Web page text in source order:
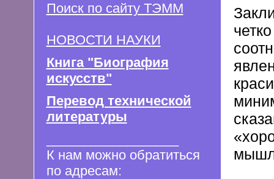
Поиск по сайту ТЭММ
НОВОСТИ НАУКИ
Книга "Биография
искусств"
Перевод технической
литературы
К нам можно обратиться
по адресам: